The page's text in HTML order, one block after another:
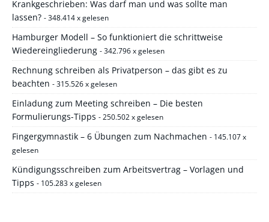
Krankgeschrieben: Was darf man und was sollte man
lassen? - 348.414 x gelesen
Hamburger Modell – So funktioniert die schrittweise
Wiedereingliederung - 342.796 x gelesen
Rechnung schreiben als Privatperson – das gibt es zu
beachten - 315.526 x gelesen
Einladung zum Meeting schreiben – Die besten
Formulierungs-Tipps - 250.502 x gelesen
Fingergymnastik – 6 Übungen zum Nachmachen - 145.107 x
gelesen
Kündigungsschreiben zum Arbeitsvertrag – Vorlagen und
Tipps - 105.283 x gelesen